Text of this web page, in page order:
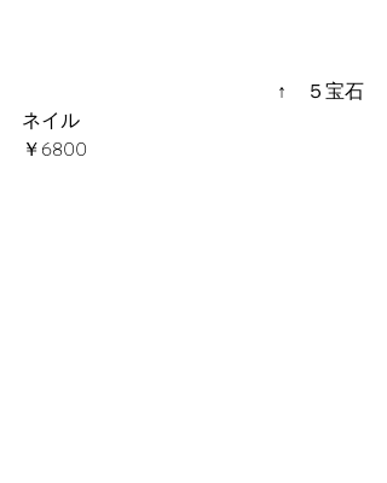
ネイル
￥6800